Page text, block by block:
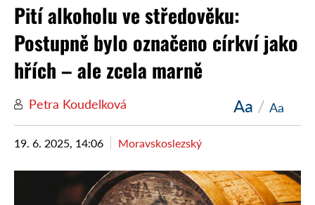
Pití alkoholu ve středověku:
Postupně bylo označeno církví jako
hřích – ale zcela marně
Petra Koudelková Aa / Aa
19. 6. 2025, 14:06 Moravskoslezský